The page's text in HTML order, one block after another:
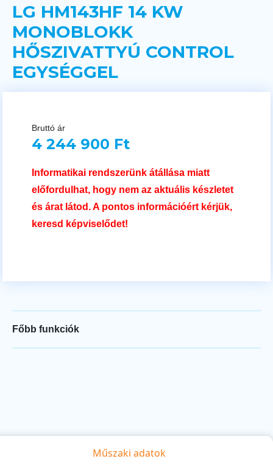
LG HM143HF 14 KW
MONOBLOKK
HŐSZIVATTYÚ CONTROL
EGYSÉGGEL
Bruttó ár
4 244 900 Ft
Informatikai rendszerünk átállása miatt
előfordulhat, hogy nem az aktuális készletet
és árat látod. A pontos információért kérjük,
keresd képviselődet!
Főbb funkciók
Műszaki adatok